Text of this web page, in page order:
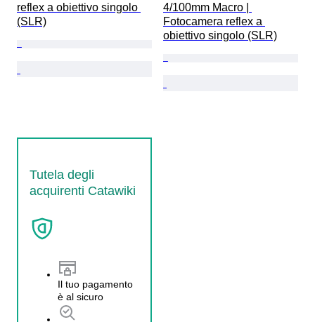
reflex a obiettivo singolo
(SLR)
4/100mm Macro |
Fotocamera reflex a
obiettivo singolo (SLR)
Tutela degli
acquirenti Catawiki
Il tuo pagamento
è al sicuro